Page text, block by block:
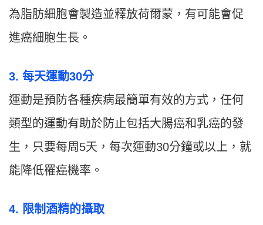
為脂肪細胞會製造並釋放荷爾蒙，有可能會促
進癌細胞生長。
3. 每天運動30分
運動是預防各種疾病最簡單有效的方式，任何
類型的運動有助於防止包括大腸癌和乳癌的發
生，只要每周5天，每次運動30分鐘或以上，就
能降低罹癌機率。
4. 限制酒精的攝取